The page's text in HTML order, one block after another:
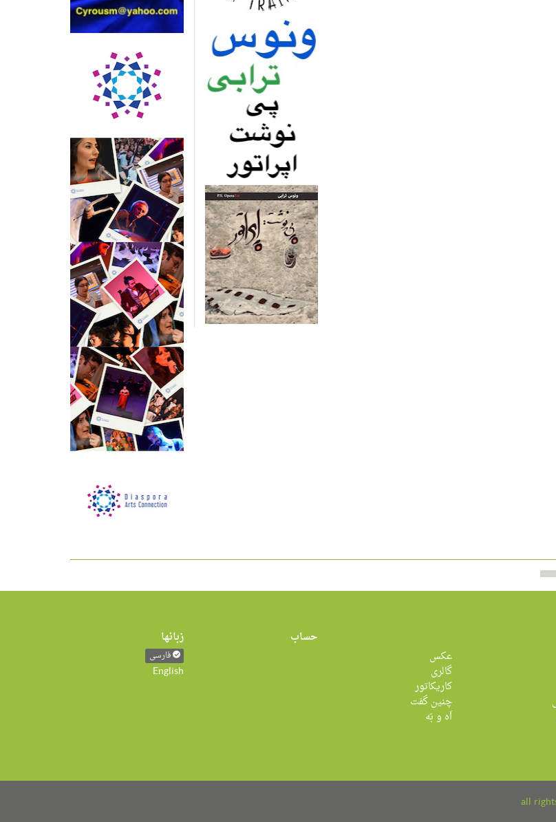
عکس
گالری
کاریکاتور
چنین گفت
اَه و بَه
حساب زبانها
فارسی
English